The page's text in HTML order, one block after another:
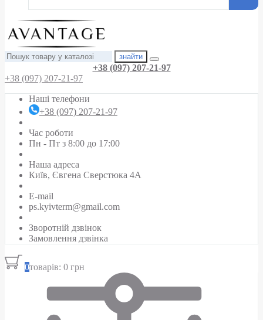
знайти
+38 (097) 207-21-97
+38 (097) 207-21-97
Наші телефони
+38 (097) 207-21-97
Час роботи
Пн - Пт з 8:00 до 17:00
Наша адреса
Київ, Євгена Сверстюка 4А
E-mail
ps.kyivterm@gmail.com
Зворотній дзвінок
Замовлення дзвінка
0товарів: 0 грн